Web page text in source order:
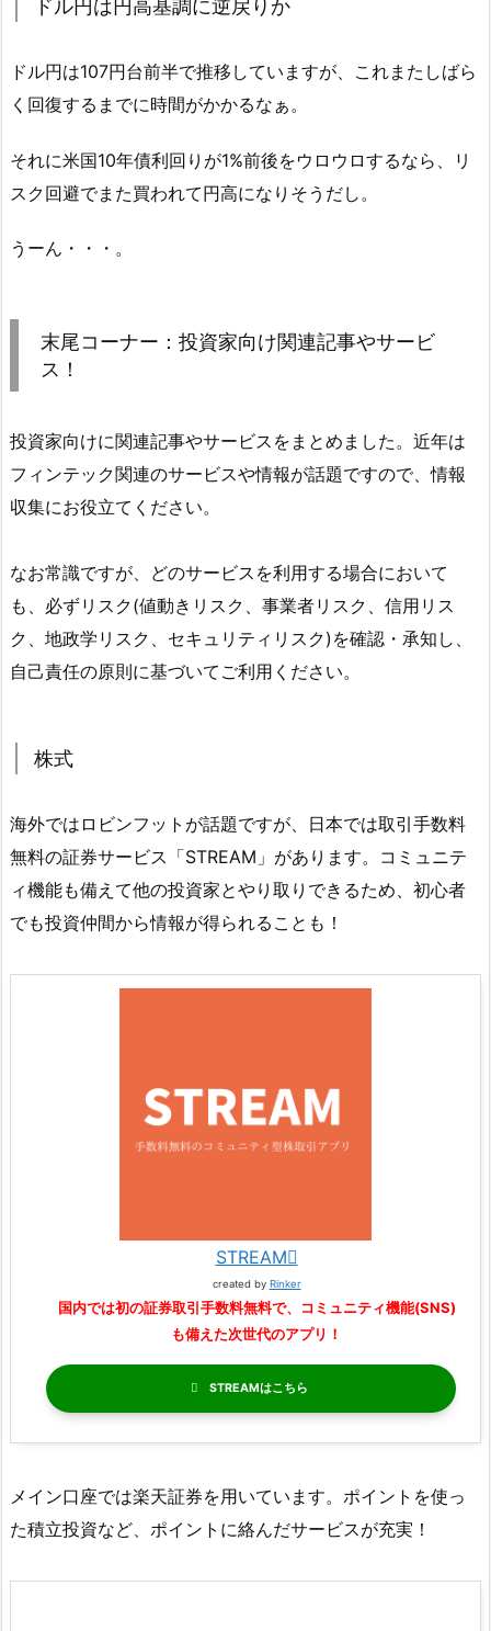
ドル円は円高基調に逆戻りか
ドル円は107円台前半で推移していますが、これまたしばら
く回復するまでに時間がかかるなぁ。
それに米国10年債利回りが1%前後をウロウロするなら、リ
スク回避でまた買われて円高になりそうだし。
うーん・・・。
末尾コーナー：投資家向け関連記事やサービ
ス！
投資家向けに関連記事やサービスをまとめました。近年は
フィンテック関連のサービスや情報が話題ですので、情報
収集にお役立てください。
なお常識ですが、どのサービスを利用する場合において
も、必ずリスク(値動きリスク、事業者リスク、信用リス
ク、地政学リスク、セキュリティリスク)を確認・承知し、
自己責任の原則に基づいてご利用ください。
株式
海外ではロビンフットが話題ですが、日本では取引手数料
無料の証券サービス「STREAM」があります。コミュニテ
ィ機能も備えて他の投資家とやり取りできるため、初心者
でも投資仲間から情報が得られることも！
STREAM
created by Rinker
国内では初の証券取引手数料無料で、コミュニティ機能(SNS)
も備えた次世代のアプリ！
STREAM
メイン口座では楽天証券を用いています。ポイントを使っ
た積立投資など、ポイントに絡んだサービスが充実！